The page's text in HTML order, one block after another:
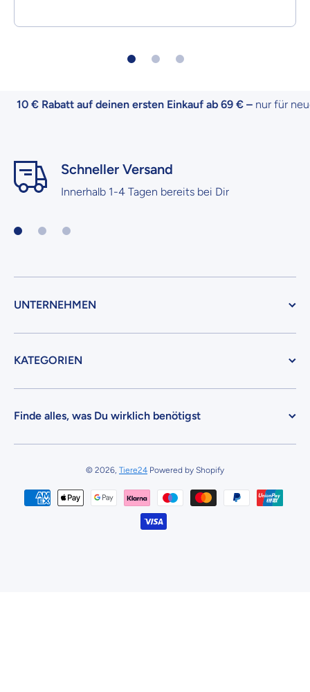
€ Rabatt auf deinen ersten Einkauf ab 69 € – nur für neue
Schneller Versand
Innerhalb 1-4 Tagen bereits bei Dir
UNTERNEHMEN
KATEGORIEN
Finde alles, was Du wirklich benötigst
© 2026, Tiere24 Powered by Shopify
Zahlungsmethoden